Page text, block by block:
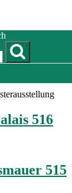
516
515